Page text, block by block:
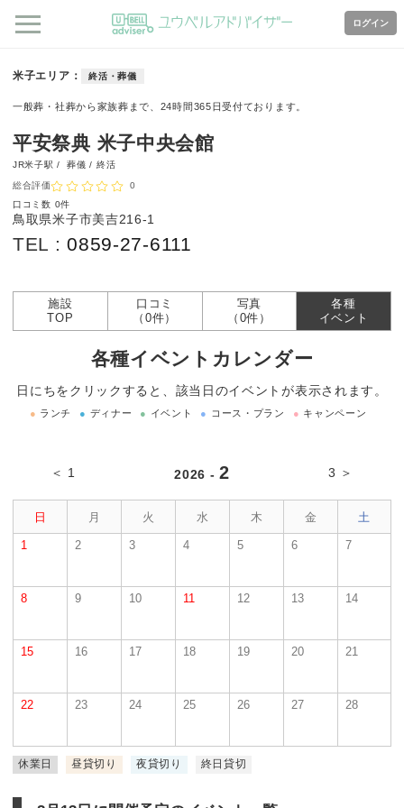
ログイン
米子エリア 終活・葬儀
一般葬・社葬から家族葬まで、24時間365日受付ております。
平安祭典 米子中央会館
JR米子駅 /葬儀 / 終活
総合評価
0
口コミ数 0件
鳥取県米子市美吉216-1
TEL :0859-27-6111
施設
TOP
口コミ
（0件）
写真
（0件）
各種
イベント
各種イベントカレンダー
日にちをクリックすると、該当日のイベントが表示されます。
● ランチ ● ディナー ● イベント ● コース・プラン ● キャンペーン
＜ 1 2026 -2 3 ＞
日 月 火 水 木 金 土
1 2 3 4 5 6 7
8 9 10 11 12 13 14
15 16 17 18 19 20 21
22 23 24 25 26 27 28
休業日 昼貸切り 夜貸切り 終日貸切